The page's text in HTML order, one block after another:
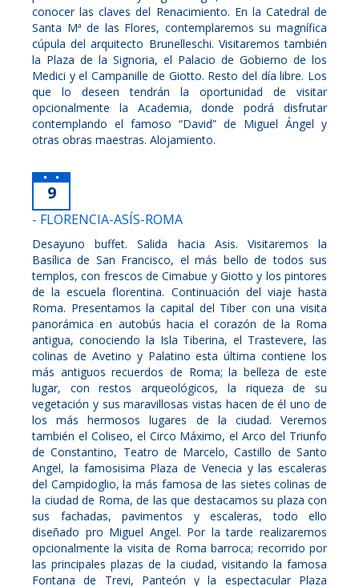
conocer las claves del Renacimiento. En la Catedral de
Santa Mª de las Flores, contemplaremos su magnífica
cúpula del arquitecto Brunelleschi. Visitaremos también
la Plaza de la Signoria, el Palacio de Gobierno de los
Medici y el Campanille de Giotto. Resto del día libre. Los
que lo deseen tendrán la oportunidad de visitar
opcionalmente la Academia, donde podrá disfrutar
contemplando el famoso “David” de Miguel Ángel y
otras obras maestras. Alojamiento.
9
- FLORENCIA-ASÍS-ROMA
Desayuno buffet. Salida hacia Asis. Visitaremos la
Basílica de San Francisco, el más bello de todos sus
templos, con frescos de Cimabue y Giotto y los pintores
de la escuela florentina. Continuación del viaje hasta
Roma. Presentamos la capital del Tiber con una visita
panorámica en autobús hacia el corazón de la Roma
antigua, conociendo la Isla Tiberina, el Trastevere, las
colinas de Avetino y Palatino esta última contiene los
más antiguos recuerdos de Roma; la belleza de este
lugar, con restos arqueológicos, la riqueza de su
vegetación y sus maravillosas vistas hacen de él uno de
los más hermosos lugares de la ciudad. Veremos
también el Coliseo, el Circo Máximo, el Arco del Triunfo
de Constantino, Teatro de Marcelo, Castillo de Santo
Angel, la famosisima Plaza de Venecia y las escaleras
del Campidoglio, la más famosa de las sietes colinas de
la ciudad de Roma, de las que destacamos su plaza con
sus fachadas, pavimentos y escaleras, todo ello
diseñado pro Miguel Angel. Por la tarde realizaremos
opcionalmente la visita de Roma barroca; recorrido por
las principales plazas de la ciudad, visitando la famosa
Fontana de Trevi, Panteón y la espectacular Plaza